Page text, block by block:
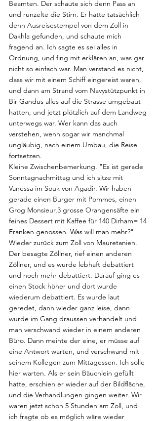
Beamten. Der schaute sich denn Pass an
und runzelte die Stirn. Er hatte tatsächlich
denn Ausreisestempel von dem Zoll in
Dakhla gefunden, und schaute mich
fragend an. Ich sagte es sei alles in
Ordnung, und fing mit erklären an, was gar
nicht so einfach war. Man verstand es nicht,
dass wir mit einem Schiff eingereist waren,
und dann am Strand vom Navystützpunkt in
Bir Gandus alles auf die Strasse umgebaut
hatten, und jetzt plötzlich auf dem Landweg
unterwegs war. Wer kann das auch
verstehen, wenn sogar wir manchmal
ungläubig, nach einem Umbau, die Reise
fortsetzen.
Kleine Zwischenbemerkung. "Es ist gerade
Sonntagnachmittag und ich sitze mit
Vanessa im Souk von Agadir. Wir haben
gerade einen Burger mit Pommes, einen
Grog Monsieur,3 grosse Orangensäfte ein
feines Dessert mit Kaffee für 140 Dirham= 14
Franken genossen. Was will man mehr?"
Wieder zurück zum Zoll von Mauretanien.
Der besagte Zöllner, rief einen anderen
Zöllner, und es wurde lebhaft debattiert
und noch mehr debattiert. Darauf ging es
einen Stock höher und dort wurde
wiederum debattiert. Es wurde laut
geredet, dann wieder ganz leise, dann
wurde im Gang draussen verhandelt und
man verschwand wieder in einem anderen
Büro. Dann meinte der eine, er müsse auf
eine Antwort warten, und verschwand mit
seinem Kollegen zum Mittagessen. Ich solle
hier warten. Als er sein Bäuchlein gefüllt
hatte, erschien er wieder auf der Bildfläche,
und die Verhandlungen gingen weiter. Wir
waren jetzt schon 5 Stunden am Zoll, und
ich fragte ob es möglich wäre wieder